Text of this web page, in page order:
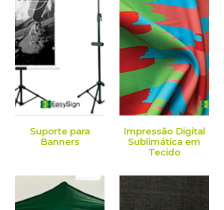
Suporte para
Banners
Impressão Digital
Sublimática em
Tecido